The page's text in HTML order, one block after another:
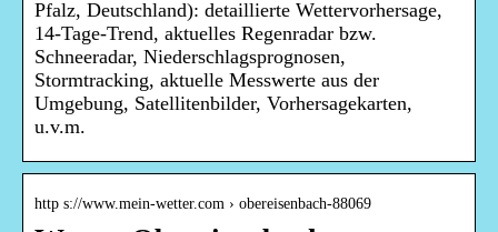
Pfalz, Deutschland): detaillierte Wettervorhersage,
14-Tage-Trend, aktuelles Regenradar bzw.
Schneeradar, Niederschlagsprognosen,
Stormtracking, aktuelle Messwerte aus der
Umgebung, Satellitenbilder, Vorhersagekarten,
u.v.m.
http s://www.mein-wetter.com › obereisenbach-88069